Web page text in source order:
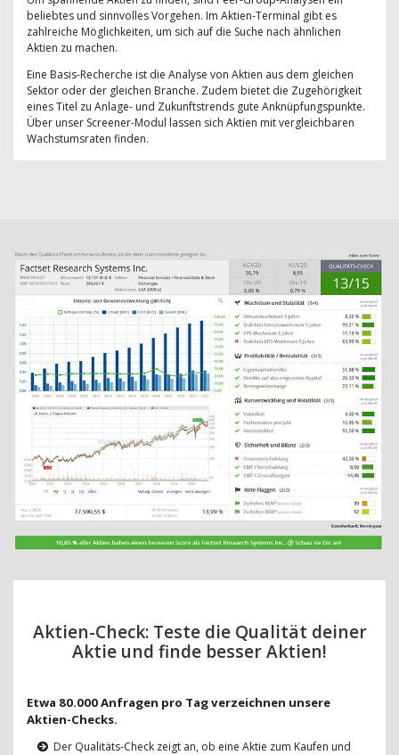
beliebtes und sinnvolles Vorgehen. Im Aktien-Terminal gibt es
zahlreiche Möglichkeiten, um sich auf die Suche nach ähnlichen
Aktien zu machen.
Eine Basis-Recherche ist die Analyse von Aktien aus dem gleichen
Sektor oder der gleichen Branche. Zudem bietet die Zugehörigkeit
eines Titel zu Anlage- und Zukunftstrends gute Anknüpfungspunkte.
Über unser Screener-Modul lassen sich Aktien mit vergleichbaren
Wachstumsraten finden.
Aktien-Check: Teste die Qualität deiner
Aktie und finde besser Aktien!
Etwa 80.000 Anfragen pro Tag verzeichnen unsere
Aktien-Checks.
Der Qualitäts-Check zeigt an, ob eine Aktie zum Kaufen und